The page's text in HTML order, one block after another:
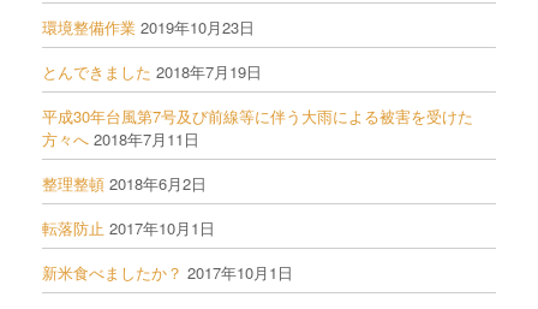
環境整備作業 2019年10月23日
とんできました 2018年7月19日
平成30年台風第7号及び前線等に伴う大雨による被害を受けた
方々へ 2018年7月11日
整理整頓 2018年6月2日
転落防止 2017年10月1日
新米食べましたか？ 2017年10月1日